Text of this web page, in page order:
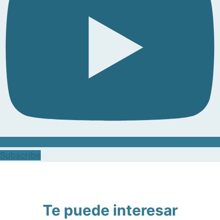
Te puede interesar